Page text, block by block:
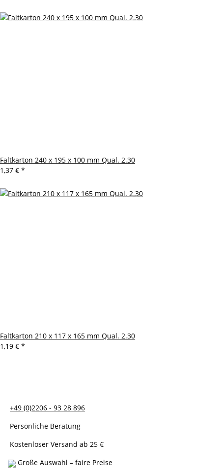
Faltkarton 240 x 195 x 100 mm Qual. 2.30
1,37 € *
Faltkarton 210 x 117 x 165 mm Qual. 2.30
1,19 € *
+49 (0)2206 - 93 28 896
Persönliche Beratung
Kostenloser Versand ab 25 €
Große Auswahl – faire Preise